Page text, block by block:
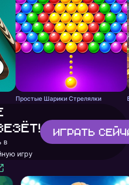
Простые Шарики Стрелялки
в
игру
Играть